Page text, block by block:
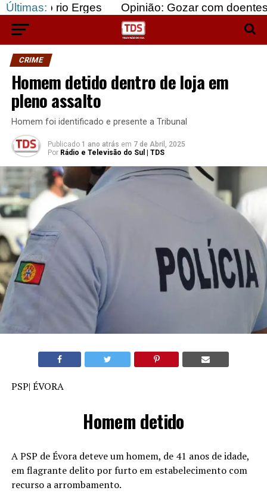
Últimas:
Erges Opinião: Gozar com doentes e bajular
CRIME
Homem detido dentro de loja em
pleno assalto
Homem foi identificado e presente a Tribunal
Publicado 1 ano atrás em 7 de Abril, 2025
Por Rádio e Televisão do Sul | TDS
PSP| ÉVORA
Homem detido
A PSP de Évora deteve um homem, de 41 anos de idade,
em flagrante delito por furto em estabelecimento com
recurso a arrombamento.